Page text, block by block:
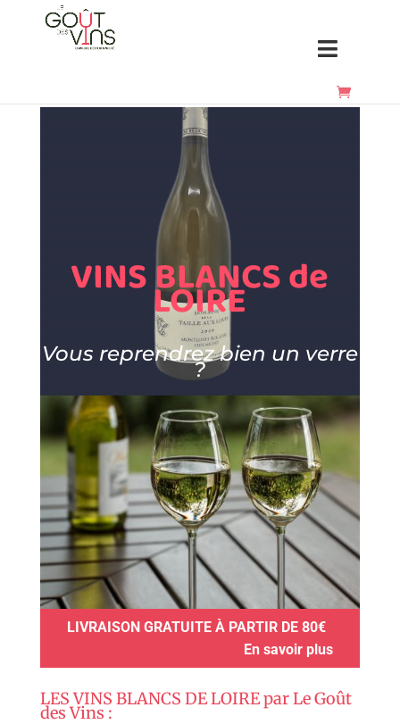
VINS BLANCS de
LOIRE
Vous reprendrezbien un verre
?
LIVRAISON GRATUITE À PARTIR DE 80€
En savoir plus
LES VINS BLANCS DE LOIRE par Le Goût
des Vins :